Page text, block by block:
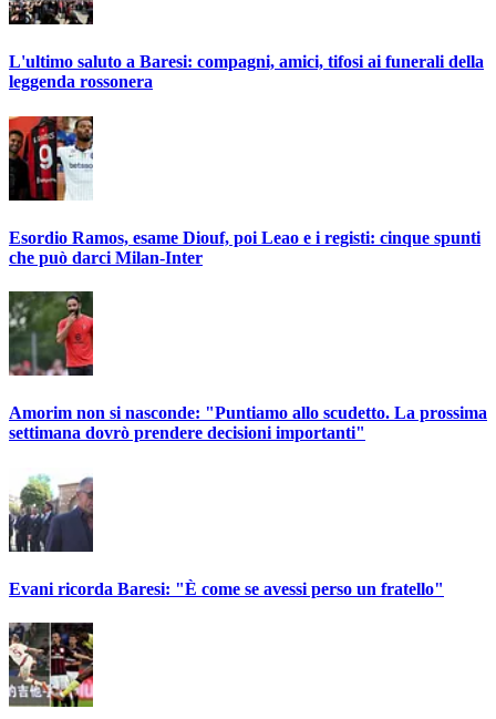
L'ultimo saluto a Baresi: compagni, amici, tifosi ai funerali della
leggenda rossonera
Esordio Ramos, esame Diouf, poi Leao e i registi: cinque spunti
che può darci Milan-Inter
Amorim non si nasconde: "Puntiamo allo scudetto. La prossima
settimana dovrò prendere decisioni importanti"
Evani ricorda Baresi: "È come se avessi perso un fratello"